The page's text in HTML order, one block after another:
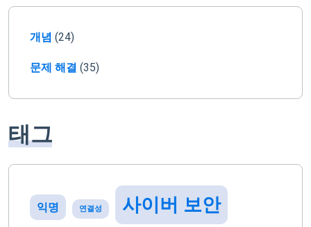
개념 (24)
문제 해결 (35)
태그
익명 연결성 사이버 보안